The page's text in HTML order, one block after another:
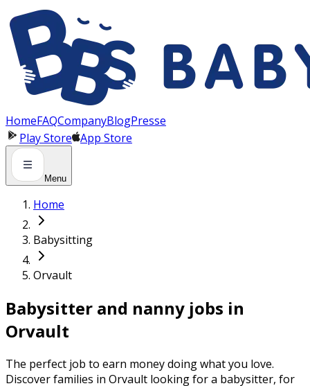
HomeFAQCompanyBlogPresse
Play Store App Store
Menu
Home
Babysitting
Orvault
Babysitter and nanny jobs in
Orvault
The perfect job to earn money doing what you love.
Discover families in Orvault looking for a babysitter, for
Panneau de gestion des cookies